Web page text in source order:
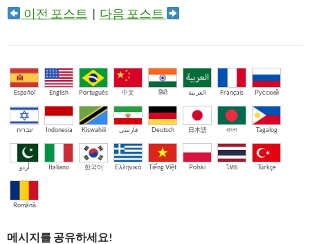
이전 포스트 | 다음 포스트
Español English Português 中文 हिंदी العربية Français Русский
עברית Indonesia Kiswahili فارسی Deutsch 日本語 বাংলা Tagalog
اُردو Italiano 한국어 Ελληνικά Tiếng Việt Polski ไทย Türkçe
Română
메시지를 공유하세요!